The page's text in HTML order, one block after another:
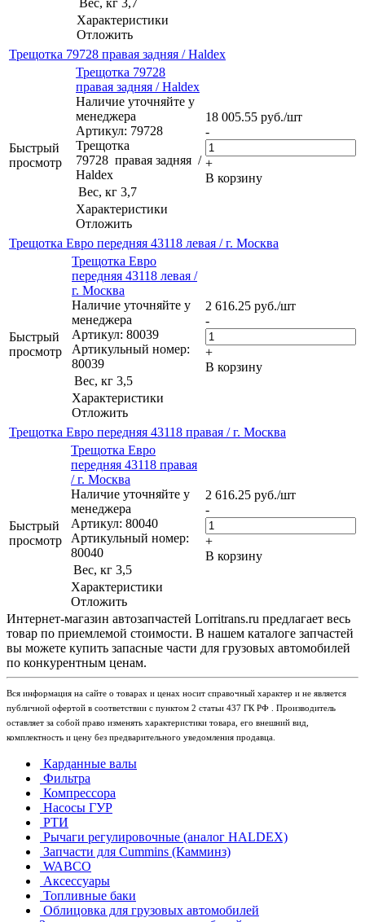
Вес, кг 3,7
Характеристики
Отложить
Трещoтка 79728 правая задняя / Haldex
Быстрый
просмотр
Трещoтка 79728
правая задняя / Haldex
Наличие уточняйте у
менеджера
Артикул: 79728
Трещoтка
79728 правая задняя /
Haldex
Вес, кг 3,7
Характеристики
Отложить
18 005.55 руб./шт
-
+
В корзину
Трещотка Евро передняя 43118 левая / г. Москва
Быстрый
просмотр
Трещотка Евро
передняя 43118 левая /
г. Москва
Наличие уточняйте у
менеджера
Артикул: 80039
Артикульный номер:
80039
Вес, кг 3,5
Характеристики
Отложить
2 616.25 руб./шт
-
+
В корзину
Трещотка Евро передняя 43118 правая / г. Москва
Быстрый
просмотр
Трещотка Евро
передняя 43118 правая
/ г. Москва
Наличие уточняйте у
менеджера
Артикул: 80040
Артикульный номер:
80040
Вес, кг 3,5
Характеристики
Отложить
2 616.25 руб./шт
-
+
В корзину
Интернет-магазин автозапчастей Lorritrans.ru предлагает весь
товар по приемлемой стоимости. В нашем каталоге запчастей
вы можете купить запасные части для грузовых автомобилей
по конкурентным ценам.
Вся информация на сайте о товарах и ценах носит справочный характер и не является
публичной офертой в соответствии с пунктом 2 статьи 437 ГК РФ . Производитель
оставляет за собой право изменять характеристики товара, его внешний вид,
комплектность и цену без предварительного уведомления продавца.
Карданные валы
Фильтра
Компрессора
Насосы ГУР
РТИ
Рычаги регулировочные (аналог HALDEX)
Запчасти для Cummins (Камминз)
WABCO
Аксессуары
Топливные баки
Облицовка для грузовых автомобилей